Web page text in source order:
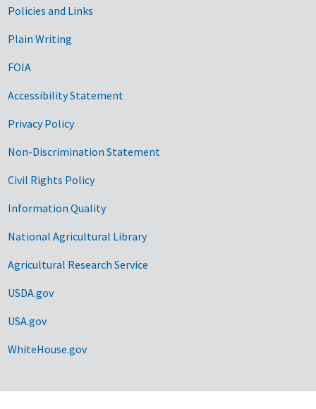
Government Links
Policies and Links
Plain Writing
FOIA
Accessibility Statement
Privacy Policy
Non-Discrimination Statement
Civil Rights Policy
Information Quality
National Agricultural Library
Agricultural Research Service
USDA.gov
USA.gov
WhiteHouse.gov